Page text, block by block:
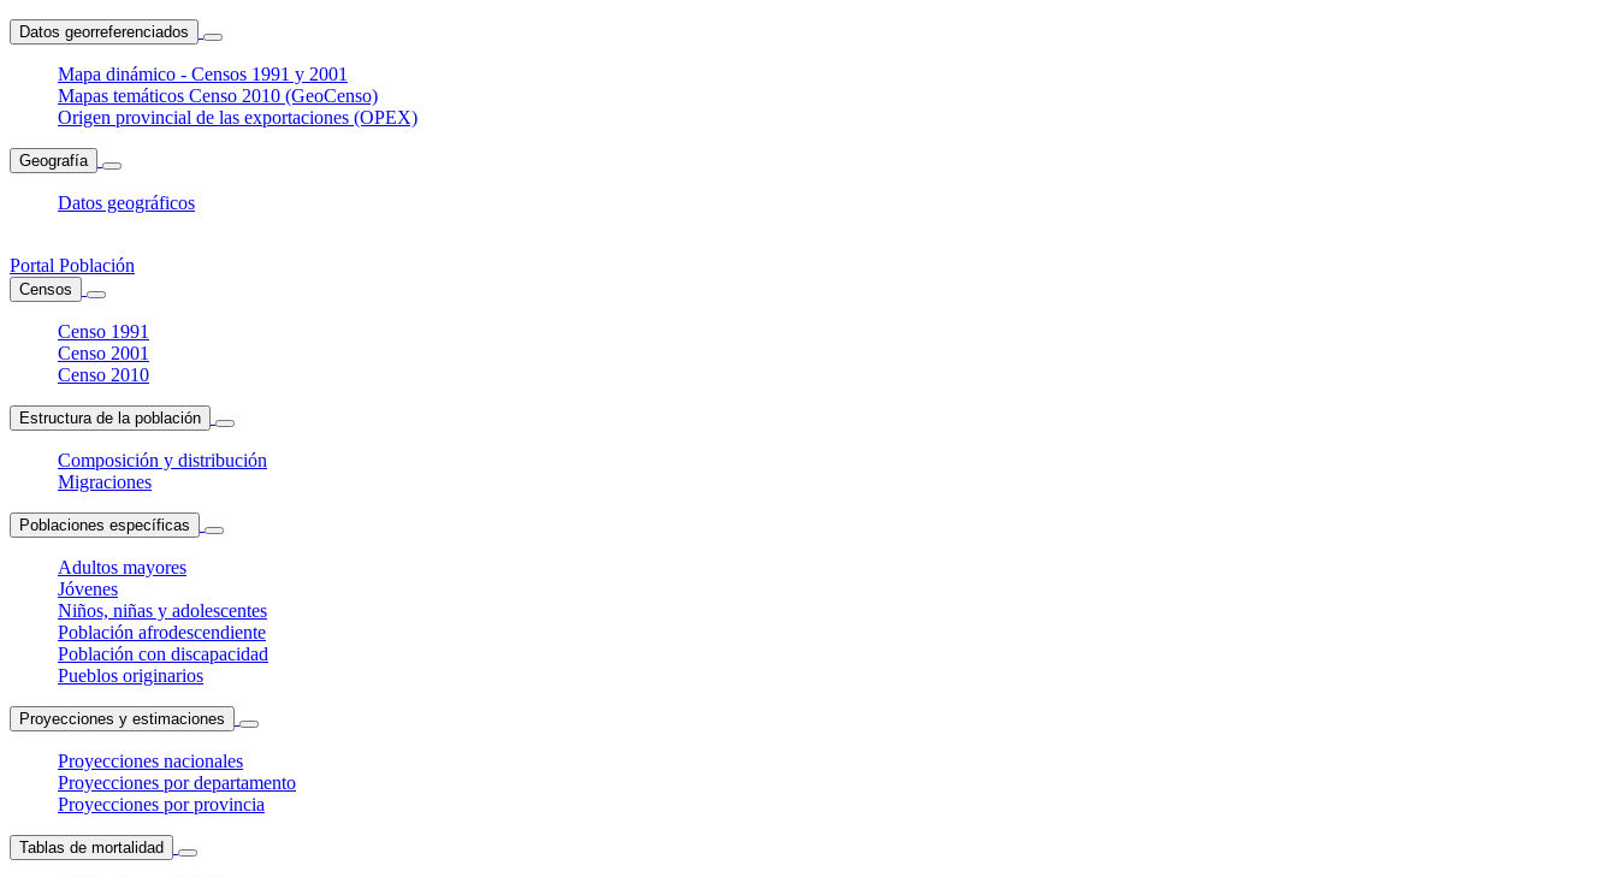
Datos georreferenciados
Mapa dinámico - Censos 1991 y 2001
Mapas temáticos Censo 2010 (GeoCenso)
Origen provincial de las exportaciones (OPEX)
Geografía
Datos geográficos
Portal Población
Censos
Censo 1991
Censo 2001
Censo 2010
Estructura de la población
Composición y distribución
Migraciones
Poblaciones específicas
Adultos mayores
Jóvenes
Niños, niñas y adolescentes
Población afrodescendiente
Población con discapacidad
Pueblos originarios
Proyecciones y estimaciones
Proyecciones nacionales
Proyecciones por departamento
Proyecciones por provincia
Tablas de mortalidad